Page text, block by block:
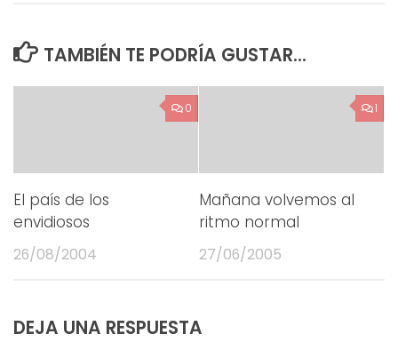
TAMBIÉN TE PODRÍA GUSTAR...
0
El país de los
envidiosos
26/08/2004
1
Mañana volvemos al
ritmo normal
27/06/2005
DEJA UNA RESPUESTA